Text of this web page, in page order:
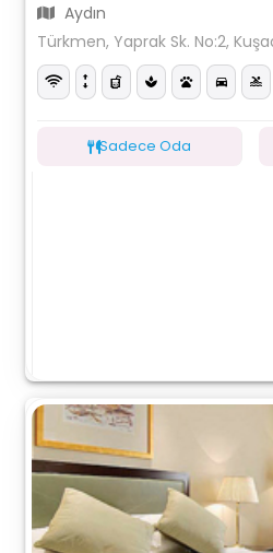
Aydın
Türkmen, Yaprak Sk. No:2,
Sadece Oda